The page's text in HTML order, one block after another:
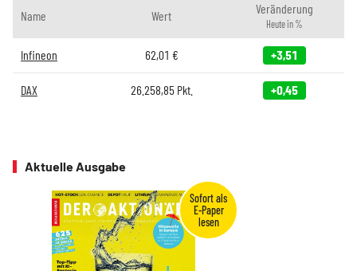
Name Wert Veränderung
Heute in %
Infineon 62,01 € +3,51
DAX 26.258,85Pkt. +0,45
Aktuelle Ausgabe